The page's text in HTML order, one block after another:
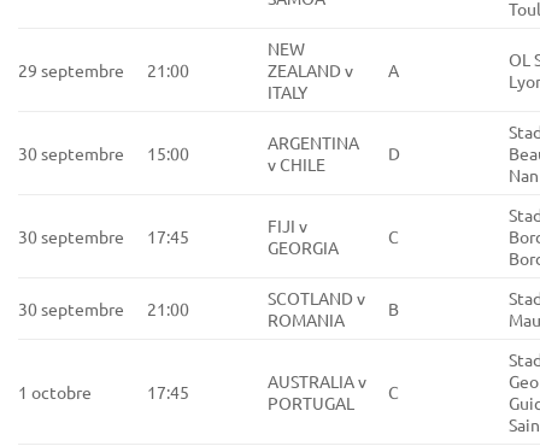
29 septembre 21:00
NEW
ZEALAND v
ITALY
A
OL
30 septembre 15:00
ARGENTINA
v CHILE
D
30 septembre 17:45
FIJI v
GEORGIA
C
30 septembre 21:00
SCOTLAND v
ROMANIA
B
1 octobre 17:45
AUSTRALIA v
PORTUGAL
C